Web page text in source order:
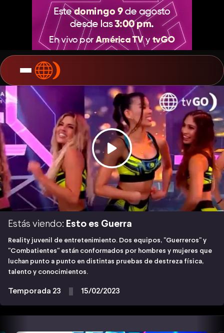
Estás viendo: Esto es Guerra
Reality juvenil de entretenimiento. Dos equipos, "Guerreros" y
"Combatientes" están conformados por hombres y mujeres que
luchan punto a punto en distintas pruebas de destreza física,
talento y conocimientos.
Temporada 23 15/02/2023